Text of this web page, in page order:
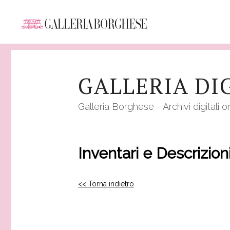
GALLERIA
Galleria Borghese - Archivi digitali
Inventari e
<< Torna indietro